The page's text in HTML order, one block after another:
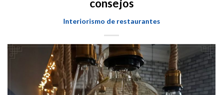
consejos
Interiorismo de restaurantes